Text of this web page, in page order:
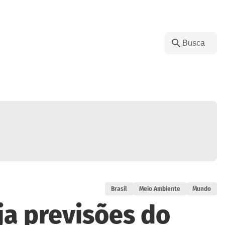
Brasil Meio Ambiente Mundo
previsões do